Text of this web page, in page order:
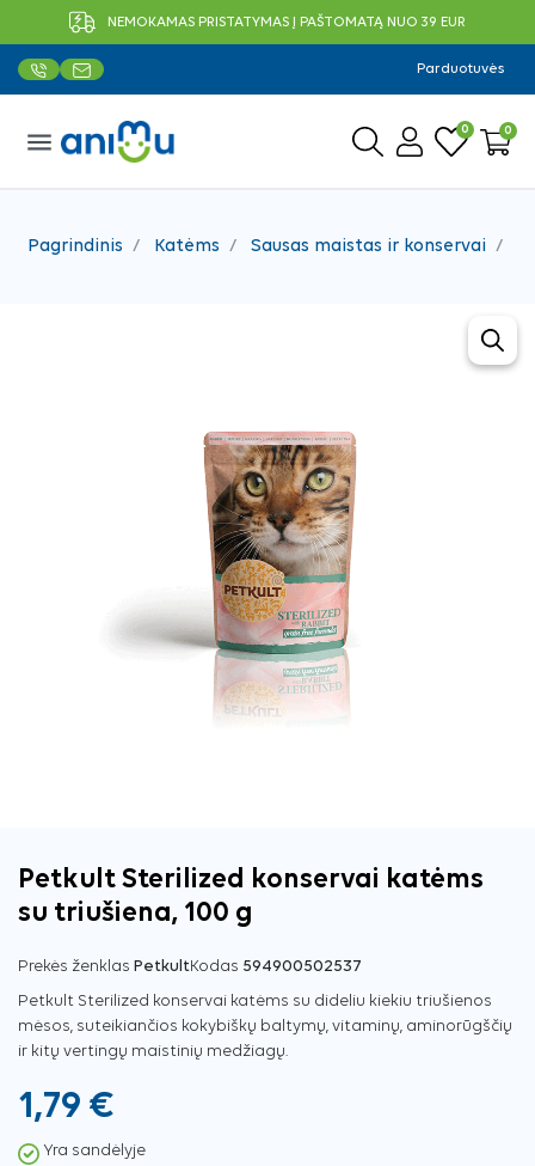
NEMOKAMAS PRISTATYMAS Į PAŠTOMATĄ NUO 39 EUR
Parduotuvės
menu 0 0
Pagrindinis Katėms Sausas maistas ir konservai
Petkult Sterilized konservai katėms
su triušiena, 100 g
Prekės ženklas PetkultKodas 594900502537
Petkult Sterilized konservai katėms su dideliu kiekiu triušienos
mėsos, suteikiančios kokybiškų baltymų, vitaminų, aminorūgščių
ir kitų vertingų maistinių medžiagų.
1,79 €
Yra sandėlyje